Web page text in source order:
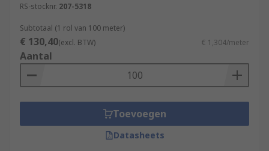
RS-stocknr. 207-5318
Subtotaal (1 rol van 100 meter)
€ 130,40(excl. BTW) € 1,304/meter
Aantal
Toevoegen
Datasheets